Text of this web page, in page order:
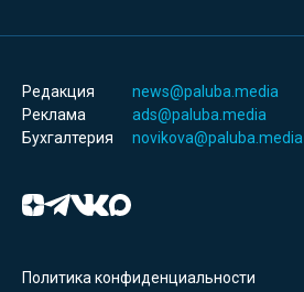
Редакция news@paluba.media
Реклама
ads@paluba.media
Бухгалтерия
novikova@paluba.media
Политика конфиденциальности